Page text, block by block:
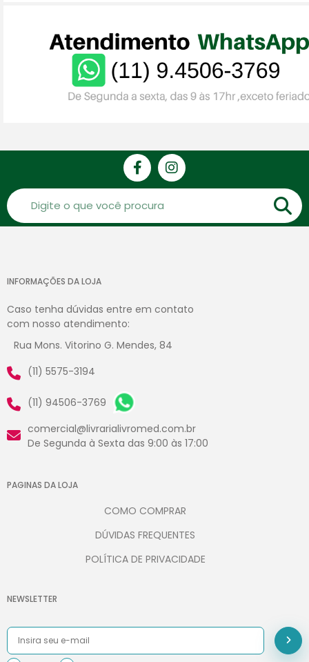
INFORMAÇÕES DA LOJA
Caso tenha dúvidas entre em contato
com nosso atendimento:
Rua Mons. Vitorino G. Mendes, 84
(11) 5575-3194
(11) 94506-3769
comercial@livrarialivromed.com.br
De Segunda à Sexta das 9:00 às 17:00
PAGINAS DA LOJA
COMO COMPRAR
DÚVIDAS FREQUENTES
POLÍTICA DE PRIVACIDADE
NEWSLETTER